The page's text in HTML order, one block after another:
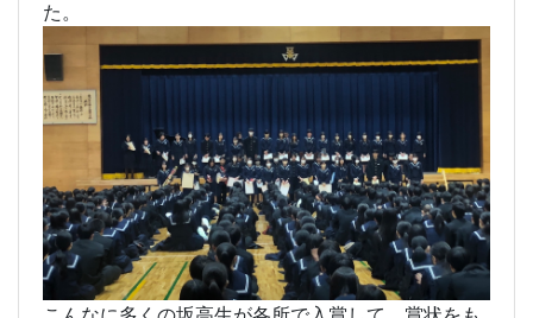
令和５年度の２学期も今日が締めくくり。
全校生が第一体育館に集まり、終業式が行われまし
た。